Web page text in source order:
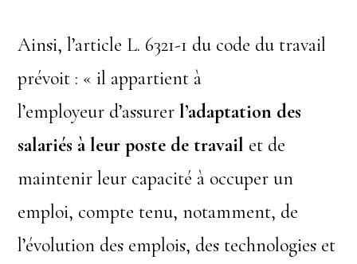
Ainsi, l’article L. 6321-1 du code du travail
prévoit : « il appartient à
l’employeur d’assurerl’adaptation des
salariés à leur poste de travail et de
maintenir leur capacité à occuper un
emploi, compte tenu, notamment, de
l’évolution des emplois, des technologies et